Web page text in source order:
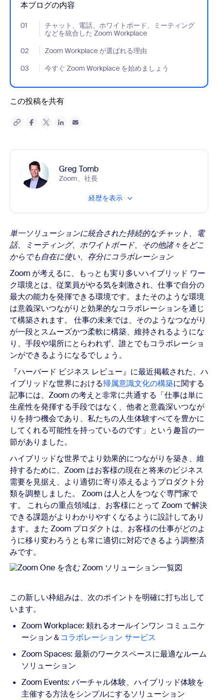
本ブログの内容
01
チャット、電話、ホワイトボード、ミーティング
などを統合した Zoom Workplace
- Jumplink to チャット、電話、ホワイトボード、ミーティング
02 Zoom Workplace が選ばれる理由
- Jumplink to Zoom Workplace が選ばれる理由
03
今すぐ Zoom Workplace を始めましょう
- Jumplink to 今すぐ Zoom Workplace を始めましょう
この投稿を共有
Greg Tomb
Zoom、社長
経歴を表示
単一ソリューションに統合された持続的なチャット、電
話、ミーティング、ホワイトボード、その他諸々をどこ
からでも自在に使い、存分にコラボレーション
Zoom が考えるに、もっとも実り多いハイブリッド ワー
ク環境とは、従業員がやる気を刺激され、仕事で自分の
最大の能力を発揮できる環境です。またそのような環境
は意義深いつながりと効果的なコラボレーションを通じ
て構築されます。 仕事の未来では、そのようなつながり
が一段とスムーズかつ柔軟に構築、維持されるようにな
り、手段や場所にとらわれず、誰とでもコラボレーショ
ンができるようになるでしょう。
『ハーバード ビジネス レビュー』に最近掲載された、ハ
イブリッドな世界における帰属意識文化の構築に関する
記事には、Zoom の考えと非常に共通する「仕事は単に
生産性を発揮する手段ではなく、他者と意義深いつなが
りを持つ機会であり、私たちの人生体験すべてを豊かに
してくれる可能性を持っているのです」という趣旨の一
節がありました。
ハイブリッドな世界でより効果的につながりを築き、維
持するために、Zoom はお客様の現在と将来のビジネス
需要を見据え、より適切に寄り添えるようプロダクト分
類を調整しました。 Zoom は人と人をつなぐ専門家で
す。 これらの重点領域は、お客様にとって Zoom で解決
できる課題がよりわかりやすくなるように設計してあり
ます。また Zoom プロダクトは、お客様の仕事がどのよ
うに移り変わろうとも常に適切に対応できるよう調整済
みです。
この新しい枠組みは、次のポイントを明確に打ち出して
います。
Zoom Workplace: 頼れるオールインワン コミュニケ
ーション＆ コラボレーション サービス
Zoom Spaces: 最新のワークスペースに最適なルーム
ソリューション
Zoom Events: バーチャル体験、ハイブリッド体験を
主催する方法をシンプルにするソリューション